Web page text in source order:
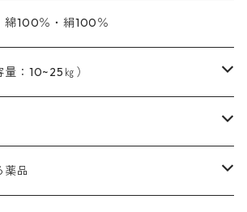
みの黄色
色
合い）
の色合い）
色合い）
い）
のPH調整剤
ンク
バンダナ
）｜端の始末も綿糸｜タグなし
茶色
プ
竹色｜ミキセットファストブロンGR
コンク
チ）｜端の始末も綿糸｜タグなし
ナ）｜端の始末も綿糸｜タグなし
綿100％・絹100％
：10~25㎏）
収促進剤
のPH調整剤
薬品